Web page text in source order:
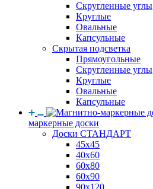
Скругленные углы
Круглые
Овальные
Капсульные
Скрытая подсветка
Прямоугольные
Скругленные углы
Круглые
Овальные
Капсульные
маркерные доски
Доски СТАНДАРТ
45x45
40x60
60x80
60x90
90x120